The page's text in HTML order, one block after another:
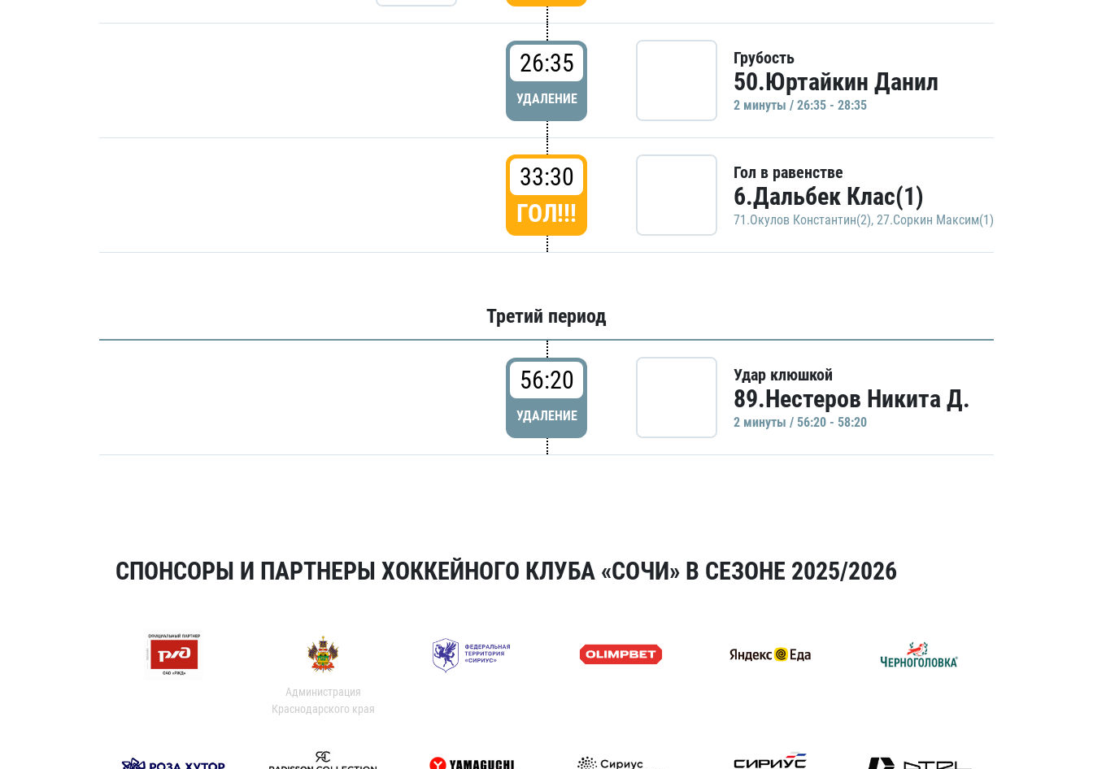
26:35
УДАЛЕНИЕ
Грубость
50.Юртайкин Данил
2 минуты / 26:35 - 28:35
33:30
ГОЛ!!!
Гол в равенстве
6.Дальбек Клас(1)
71.Окулов Константин(2), 27.Соркин Максим(1)
Третий период
56:20
УДАЛЕНИЕ
Удар клюшкой
89.Нестеров Никита Д.
2 минуты / 56:20 - 58:20
СПОНСОРЫ И ПАРТНЕРЫ ХОККЕЙНОГО КЛУБА «СОЧИ» В СЕЗОНЕ 2025/2026
Администрация
Краснодарского края